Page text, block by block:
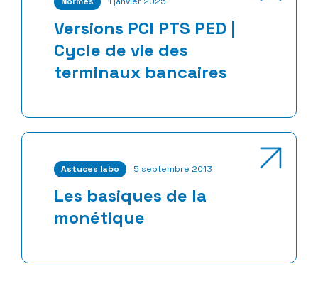
Versions PCI PTS PED |
Cycle de vie des
terminaux bancaires
Astuces labo 5 septembre 2013
Les basiques de la
monétique